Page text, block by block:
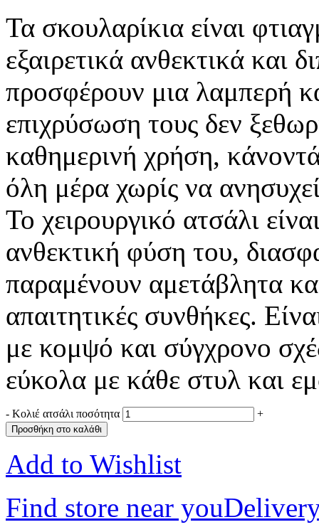
Τα σκουλαρίκια είναι
εξαιρετικά ανθεκτικά και
προσφέρουν μια λαμπερή
επιχρύσωση τους δεν
καθημερινή χρήση,
όλη μέρα χωρίς να
Το χειρουργικό ατσάλι
ανθεκτική φύση του,
παραμένουν αμετάβλητα
απαιτητικές συνθήκες.
με κομψό και σύγχρονο
εύκολα με κάθε στυλ και
- Κολιέ ατσάλι ποσότητα +
Προσθήκη στο καλάθι
Add to Wishlist
Find store near you